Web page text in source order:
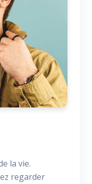
la vie.
regarder